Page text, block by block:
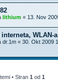
lithium « 13. Nov
dr.1m « 30. Okt 2009
• Stran 1 od 1